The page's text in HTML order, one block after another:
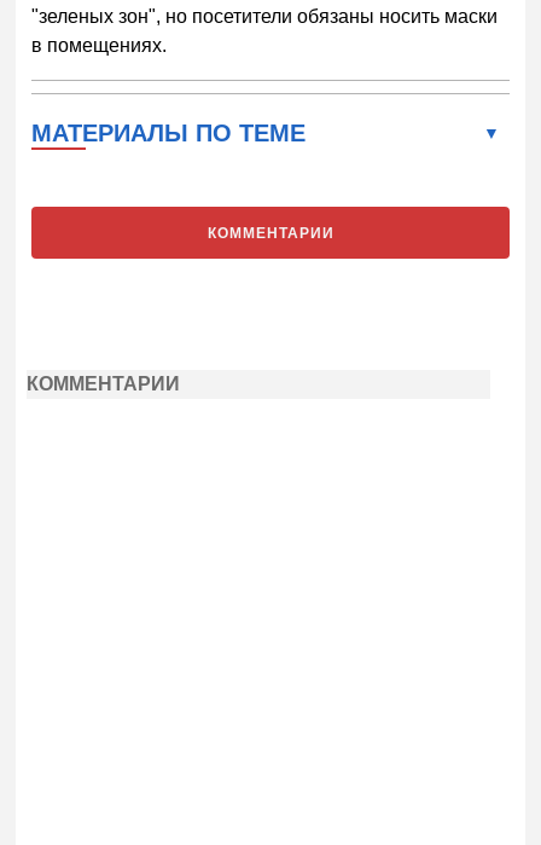
"зеленых зон", но посетители обязаны носить маски
в помещениях.
МАТЕРИАЛЫ ПО ТЕМЕ
КОММЕНТАРИИ
КОММЕНТАРИИ